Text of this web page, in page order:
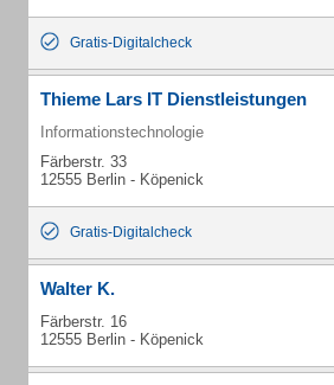
Gratis-Digitalcheck
Thieme Lars IT Dienstleistungen
Informationstechnologie
Färberstr. 33
12555 Berlin - Köpenick
Gratis-Digitalcheck
Walter K.
Färberstr. 16
12555 Berlin - Köpenick